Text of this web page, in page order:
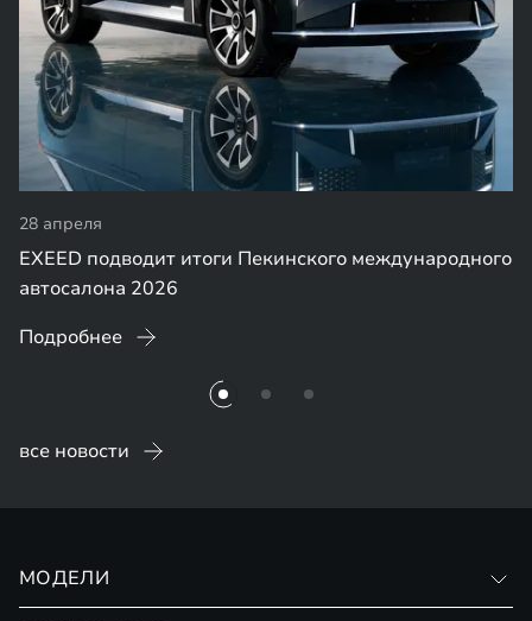
28 апреля
EXEED подводит итоги Пекинского международного
автосалона 2026
Подробнее
все новости
МОДЕЛИ